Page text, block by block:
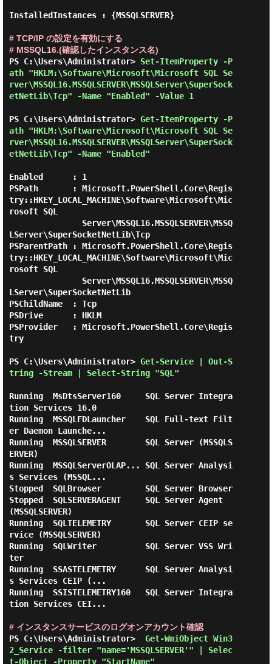
InstalledInstances : {MSSQLSERVER}
# TCP/IP の設定を有効にする
# MSSQL16.(確認したインスタンス名)
PS C:\Users\Administrator> Set-ItemProperty -P
ath "HKLM:\Software\Microsoft\Microsoft SQL Se
rver\MSSQL16.MSSQLSERVER\MSSQLServer\SuperSock
etNetLib\Tcp" -Name "Enabled" -Value 1
PS C:\Users\Administrator> Get-ItemProperty -P
ath "HKLM:\Software\Microsoft\Microsoft SQL Se
rver\MSSQL16.MSSQLSERVER\MSSQLServer\SuperSock
etNetLib\Tcp" -Name "Enabled"
Enabled      : 1
PSPath       : Microsoft.PowerShell.Core\Regis
try::HKEY_LOCAL_MACHINE\Software\Microsoft\Mic
rosoft SQL
LServer\SuperSocketNetLib\Tcp
PSParentPath : Microsoft.PowerShell.Core\Regis
try::HKEY_LOCAL_MACHINE\Software\Microsoft\Mic
rosoft SQL
LServer\SuperSocketNetLib
PSChildName  : Tcp
PSDrive      : HKLM
PSProvider   : Microsoft.PowerShell.Core\Regis
try
PS C:\Users\Administrator> Get-Service | Out-S
tring -Stream | Select-String "SQL"
Running  MsDtsServer160     SQL Server Integra
tion Services 16.0
Running  MSSQLFDLauncher    SQL Full-text Filt
er Daemon Launche...
Running  MSSQLSERVER        SQL Server (MSSQLS
ERVER)
Running  MSSQLServerOLAP... SQL Server Analysi
s Services (MSSQL...
Stopped  SQLBrowser         SQL Server Browser
Stopped  SQLSERVERAGENT     SQL Server Agent
(MSSQLSERVER)
Running  SQLTELEMETRY       SQL Server CEIP se
rvice (MSSQLSERVER)
Running  SQLWriter          SQL Server VSS Wri
ter
Running  SSASTELEMETRY      SQL Server Analysi
s Services CEIP (...
Running  SSISTELEMETRY160   SQL Server Integra
tion Services CEI...
# インスタンスサービスのログオンアカウント確認
PS C:\Users\Administrator>
Get-WmiObject Win3
2_Service -filter "name='MSSQLSERVER'" | Selec
t-Object -Property "StartName"